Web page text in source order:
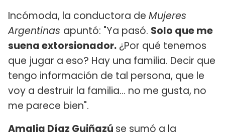
Incómoda, la conductora de Mujeres
Argentinas apuntó: "Ya pasó. Solo que me
suena extorsionador. ¿Por qué tenemos
que jugar a eso? Hay una familia. Decir que
tengo información de tal persona, que le
voy a destruir la familia... no me gusta, no
me parece bien".
Amalia Díaz Guiñazú se sumó a la